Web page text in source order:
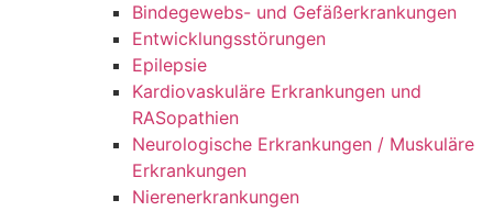
Bindegewebs- und Gefäßerkrankungen
Entwicklungsstörungen
Epilepsie
Kardiovaskuläre Erkrankungen und
RASopathien
Neurologische Erkrankungen / Muskuläre
Erkrankungen
Nierenerkrankungen